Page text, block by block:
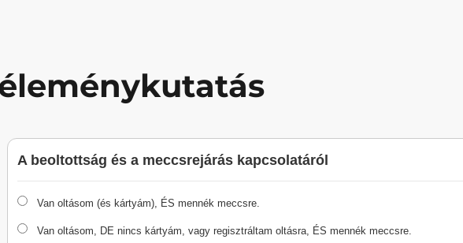
A beoltottság és a meccsrejárás kapcsolatáról
Van oltásom (és kártyám), ÉS mennék meccsre.
Van oltásom, DE nincs kártyám, vagy regisztráltam oltásra, ÉS mennék meccsre.